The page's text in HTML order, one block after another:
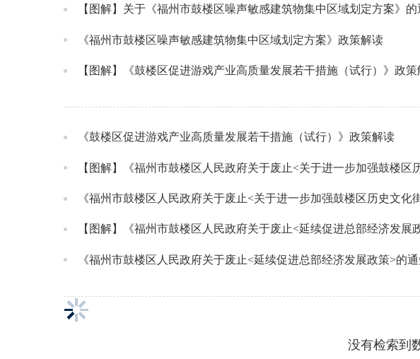
【图解】关于《福州市鼓楼区噪声敏感建筑物集中区域划定方案》的
《福州市鼓楼区噪声敏感建筑物集中区域划定方案》政策解读
【图解】《鼓楼区促进游戏产业高质量发展若干措施（试行）》政策
《鼓楼区促进游戏产业高质量发展若干措施（试行）》政策解读
《福州市鼓楼区人民政府关于废止<关于进一步加强鼓楼区历史文
【图解】《福州市鼓楼区人民政府关于废止<延续促进总部经济发展
《福州市鼓楼区人民政府关于废止<延续促进总部经济发展政策>的
没有检索到